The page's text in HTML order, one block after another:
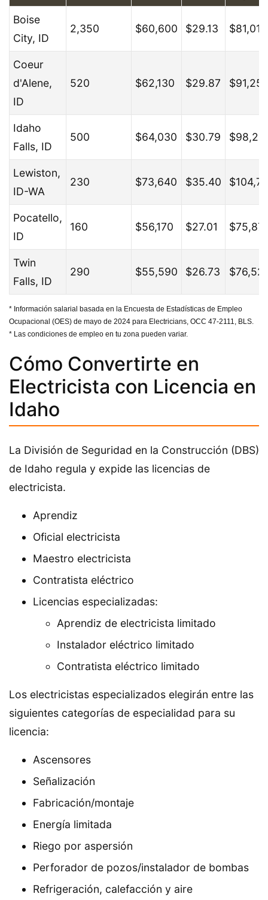
Boise
City, ID
2,350 $60,600 $29.13 $81,010
Coeur
d'Alene,
ID
520 $62,130 $29.87
Idaho
Falls, ID
500 $64,030 $30.79
Lewiston,
ID-WA
230 $73,640 $35.40
Pocatello,
ID
160 $56,170 $27.01
Twin
Falls, ID
290 $55,590 $26.73
* Información salarial basada en la Encuesta de Estadísticas de Empleo
Ocupacional (OES) de mayo de 2024 para Electricians, OCC 47-2111, BLS.
* Las condiciones de empleo en tu zona pueden variar.
Cómo Convertirte en
Electricista con Licencia en
Idaho
La División de Seguridad en la Construcción (DBS)
de Idaho regula y expide las licencias de
electricista.
Aprendiz
Oficial electricista
Maestro electricista
Contratista eléctrico
Licencias especializadas:
Aprendiz de electricista limitado
Instalador eléctrico limitado
Contratista eléctrico limitado
Los electricistas especializados elegirán entre las
siguientes categorías de especialidad para su
licencia:
Ascensores
Señalización
Fabricación/montaje
Energía limitada
Riego por aspersión
Perforador de pozos/instalador de bombas
Refrigeración, calefacción y aire